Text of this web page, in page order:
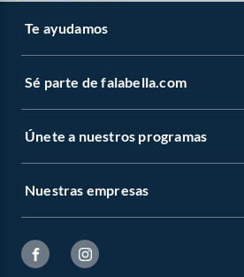
Te ayudamos
Sé parte de falabella.com
Únete a nuestros programas
Nuestras empresas